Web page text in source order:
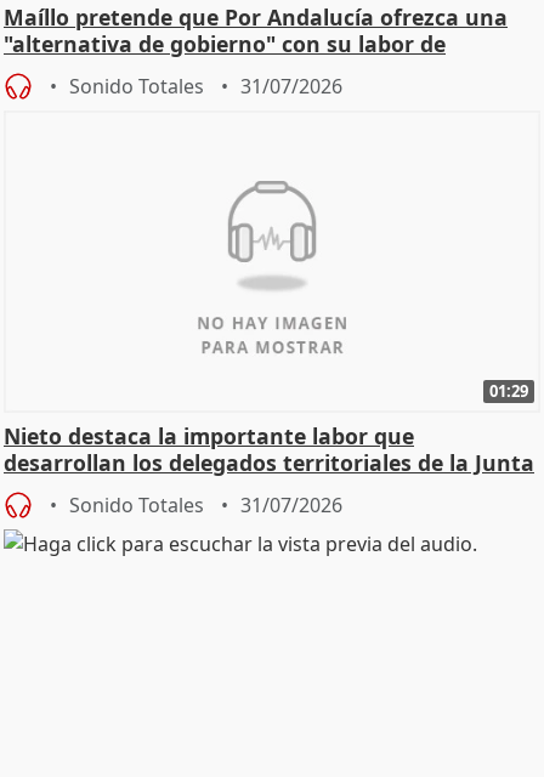
Maíllo pretende que Por Andalucía ofrezca una
"alternativa de gobierno" con su labor de
oposición
Sonido Totales 31/07/2026
01:29
Nieto destaca la importante labor que
desarrollan los delegados territoriales de la Junta
Sonido Totales 31/07/2026